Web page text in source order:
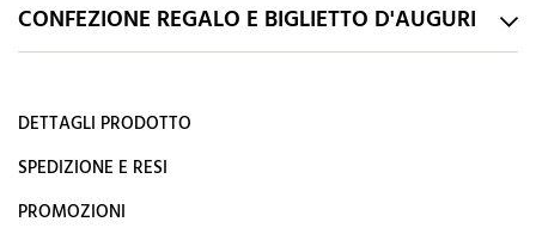
CONFEZIONE REGALO E BIGLIETTO D'AUGURI
DETTAGLI PRODOTTO
SPEDIZIONE E RESI
PROMOZIONI